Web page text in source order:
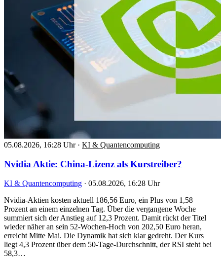
05.08.2026, 16:28 Uhr · KI & Quantencomputing
Nvidia Aktie: China-Lizenz als Kurstreiber?
KI & Quantencomputing · 05.08.2026, 16:28 Uhr
Nvidia-Aktien kosten aktuell 186,56 Euro, ein Plus von 1,58
Prozent an einem einzelnen Tag. Über die vergangene Woche
summiert sich der Anstieg auf 12,3 Prozent. Damit rückt der Titel
wieder näher an sein 52-Wochen-Hoch von 202,50 Euro heran,
erreicht Mitte Mai. Die Dynamik hat sich klar gedreht. Der Kurs
liegt 4,3 Prozent über dem 50-Tage-Durchschnitt, der RSI steht bei
58,3…